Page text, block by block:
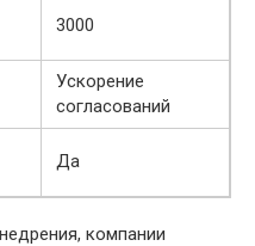
3000
Ускорение
согласований
Да
компании